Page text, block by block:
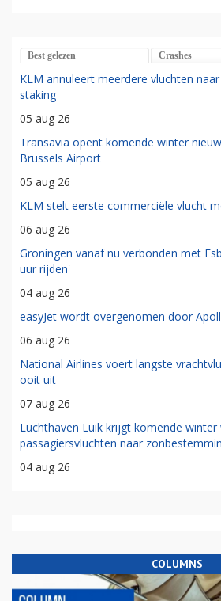
Best gelezen Crashes
KLM annuleert meerdere vluchten
staking
05 aug 26
Transavia opent komende winter
Brussels Airport
05 aug 26
KLM stelt eerste commerciële vlucht
06 aug 26
Groningen vanaf nu verbonden met
uur rijden'
04 aug 26
easyJet wordt overgenomen door
06 aug 26
National Airlines voert langste
ooit uit
07 aug 26
Luchthaven Luik krijgt komende winter
passagiersvluchten naar
04 aug 26
COLUMNS